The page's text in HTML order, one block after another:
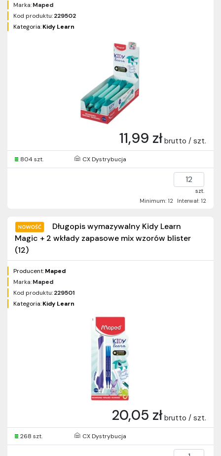
Marka:Maped
Kod produktu:229502
Kategoria:Kidy Learn
11,99 zł brutto / szt.
804 szt. CX Dystrybucja
szt.
Minimum: 12
Interwał: 12
Długopis wymazywalny Kidy Learn
Magic + 2 wkłady zapasowe mix wzorów blister
(12)
Producent:Maped
Marka:Maped
Kod produktu:229501
Kategoria:Kidy Learn
20,05 zł brutto / szt.
268 szt. CX Dystrybucja